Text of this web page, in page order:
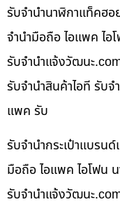
รับจำนำนาฬิกาแท็คฮอ
จำนำมือถือ ไอแพค ไอ
รับจํานําแจ้งวัฒนะ
รับจำนำสินค้าไอที รับ
แพค รับ
รับจำนำกระเป๋าแบรน
มือถือ ไอแพค ไอโฟน
รับจํานําแจ้งวัฒนะ